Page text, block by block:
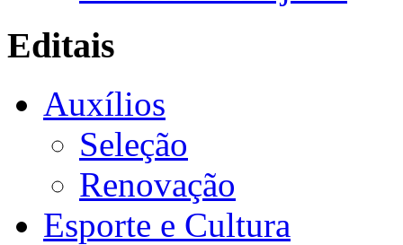
Editais
Auxílios
Seleção
Renovação
Esporte e Cultura